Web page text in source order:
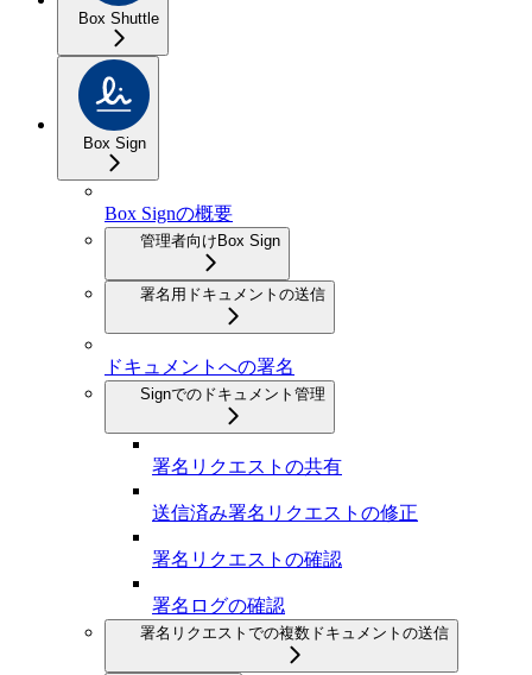
Box Shuttle
Box Sign
Box Signの概要
管理者向けBox Sign
署名用ドキュメントの送信
ドキュメントへの署名
Signでのドキュメント管理
署名リクエストの共有
送信済み署名リクエストの修正
署名リクエストの確認
署名ログの確認
署名リクエストでの複数ドキュメントの送信